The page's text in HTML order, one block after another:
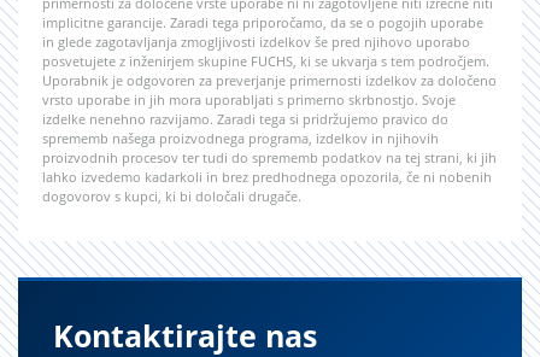
implicitne garancije. Zaradi tega priporočamo, da se o pogojih uporabe
in glede zagotavljanja zmogljivosti izdelkov še pred njihovo uporabo
posvetujete z inženirjem skupine FUCHS, ki se ukvarja s tem področjem.
Uporabnik je odgovoren za preverjanje primernosti izdelkov za določeno
vrsto uporabe in jih mora uporabljati s primerno skrbnostjo. Svoje
izdelke nenehno razvijamo. Zaradi tega si pridržujemo pravico do
sprememb našega proizvodnega programa, izdelkov in njihovih
proizvodnih procesov ter tudi do sprememb podatkov na tej strani, ki jih
lahko izvedemo kadarkoli in brez predhodnega opozorila, če ni nobenih
dogovorov s kupci, ki bi določali drugače.
Kontaktirajte nas